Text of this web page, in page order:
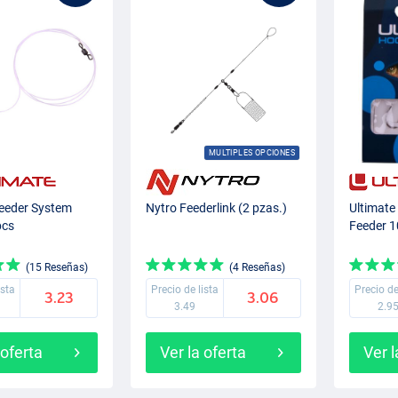
System
(15 Reseñas)
3.23
MULTIPLES OPCIONES
Nytro Feederlink (2 pzas.)
(4 Reseñas)
Precio de lista
3.49
3.06
Ver la oferta
Feeder
Precio
2.95
Ver